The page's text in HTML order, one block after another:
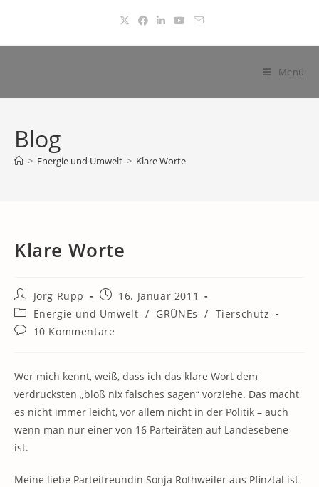
springen
Menü
Blog
> Energie und Umwelt > Klare Worte
Klare Worte
Beitrags-
Autor:
Jörg Rupp
Beitrag
veröffentlicht:
16. Januar 2011
Beitrags-
Kategorie:
Energie und Umwelt / GRÜNEs / Tierschutz
Beitrags-
10 Kommentare
Wer mich kennt, weiß, dass ich das klare Wort dem
verdrucksten „bloß nix falsches sagen“ vorziehe. Das macht
es nicht immer leicht, vor allem nicht in der Politik – auch
wenn man nur einer von 16 Parteiräten auf Landesebene
ist.
Meine liebe Parteifreundin Sonja Rothweiler aus Pfinztal ist